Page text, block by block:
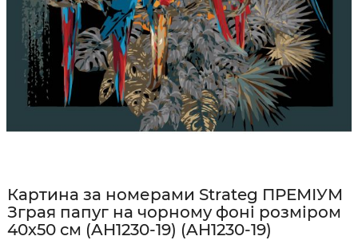
Картина за номерами Strateg ПРЕМІУМ
Зграя папуг на чорному фоні розміром
40х50 см (AH1230-19) (AH1230-19)